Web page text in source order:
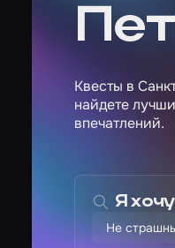
Квесты в
найдете
впечатлений.
Я хочу
Не